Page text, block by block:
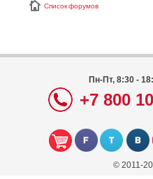
Список форумов
Пн-Пт, 8:30 -
+7 800
© 2011-